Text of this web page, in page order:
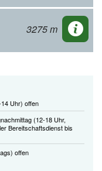
3275 m
Uhr) offen
(12-18 Uhr,
Bereitschaftsdienst bis
offen